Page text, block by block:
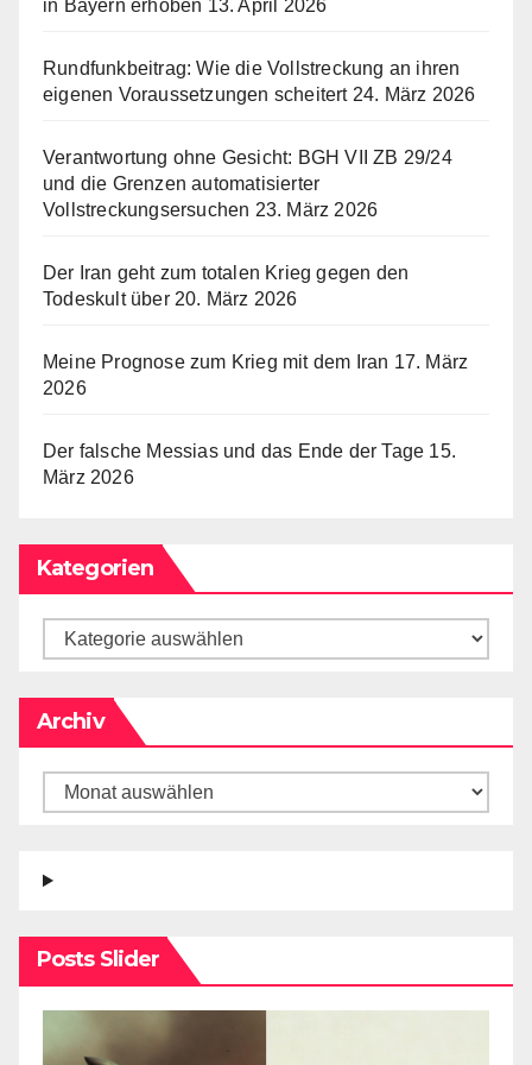
in Bayern erhoben 13. April 2026
Rundfunkbeitrag: Wie die Vollstreckung an ihren
eigenen Voraussetzungen scheitert 24. März 2026
Verantwortung ohne Gesicht: BGH VII ZB 29/24
und die Grenzen automatisierter
Vollstreckungsersuchen 23. März 2026
Der Iran geht zum totalen Krieg gegen den
Todeskult über 20. März 2026
Meine Prognose zum Krieg mit dem Iran 17. März
2026
Der falsche Messias und das Ende der Tage 15.
März 2026
Kategorien
Archiv
Posts Slider